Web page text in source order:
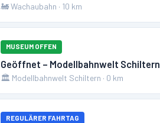
🚂Wachaubahn · 10 km
MUSEUM OFFEN
Geöffnet – Modellbahnwelt Schiltern
🏛️ Modellbahnwelt Schiltern · 0 km
REGULÄRER FAHRTAG